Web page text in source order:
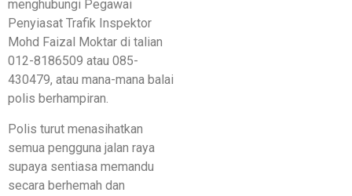
menghubungi Pegawai
Penyiasat Trafik Inspektor
Mohd Faizal Moktar di talian
012-8186509 atau 085-
430479, atau mana-mana balai
polis berhampiran.
Polis turut menasihatkan
semua pengguna jalan raya
supaya sentiasa memandu
secara berhemah dan